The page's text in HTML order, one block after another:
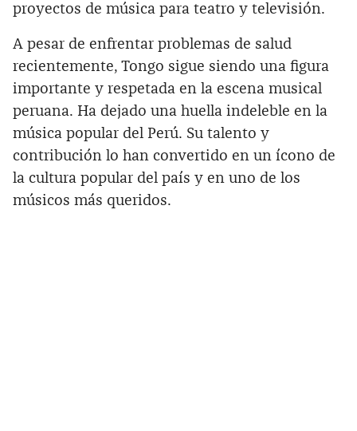
proyectos de música para teatro y televisión.
A pesar de enfrentar problemas de salud
recientemente, Tongo sigue siendo una figura
importante y respetada en la escena musical
peruana. Ha dejado una huella indeleble en la
música popular del Perú. Su talento y
contribución lo han convertido en un ícono de
la cultura popular del país y en uno de los
músicos más queridos.